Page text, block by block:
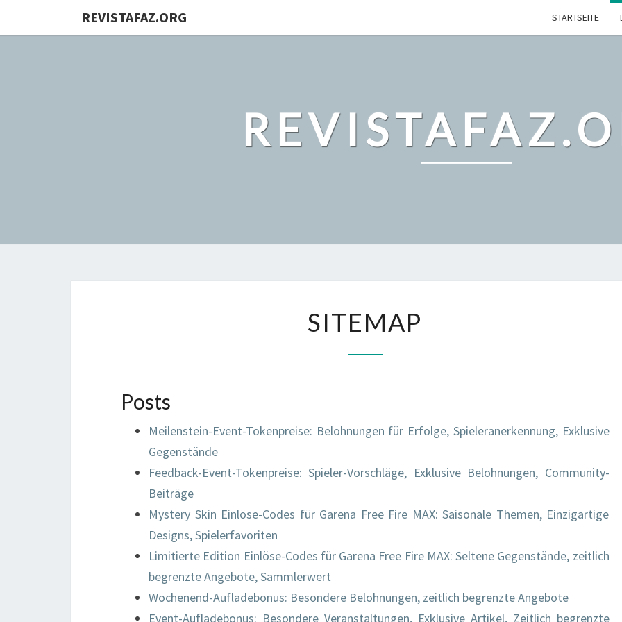
REVISTAFAZ.ORG STARTSEITE
SITEMAP
Posts
Meilenstein-Event-Tokenpreise: Belohnungen für Erfolge, Spieleranerkennung, Exklusive
Gegenstände
Feedback-Event-Tokenpreise: Spieler-Vorschläge, Exklusive Belohnungen, Community-
Beiträge
Mystery Skin Einlöse-Codes für Garena Free Fire MAX: Saisonale Themen, Einzigartige
Designs, Spielerfavoriten
Limitierte Edition Einlöse-Codes für Garena Free Fire MAX: Seltene Gegenstände, zeitlich
begrenzte Angebote, Sammlerwert
Wochenend-Aufladebonus: Besondere Belohnungen, zeitlich begrenzte Angebote
Event-Aufladebonus: Besondere Veranstaltungen, Exklusive Artikel, Zeitlich begrenzte